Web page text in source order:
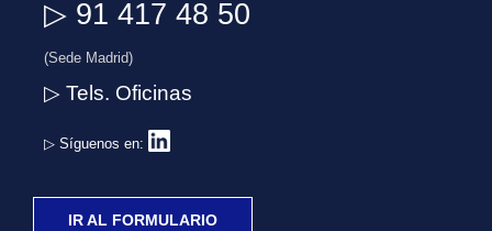
▷ 91 417 48 50
(Sede Madrid)
▷ Tels. Oficinas
▷ Síguenos en:
IR AL FORMULARIO